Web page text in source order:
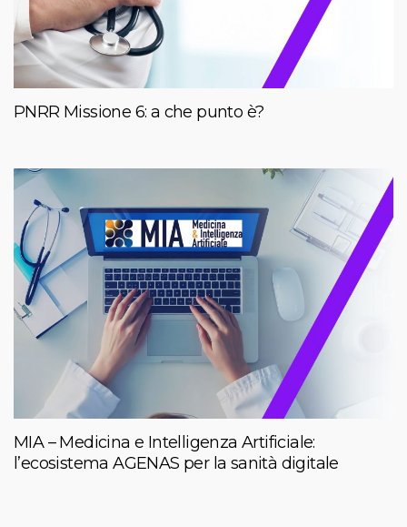
PNRR Missione 6: a che punto è?
MIA – Medicina e Intelligenza Artificiale:
l’ecosistema AGENAS per la sanità digitale